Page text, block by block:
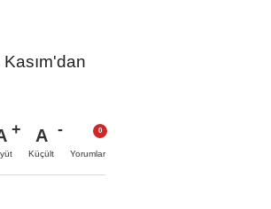
A
Küçült Yorumlar